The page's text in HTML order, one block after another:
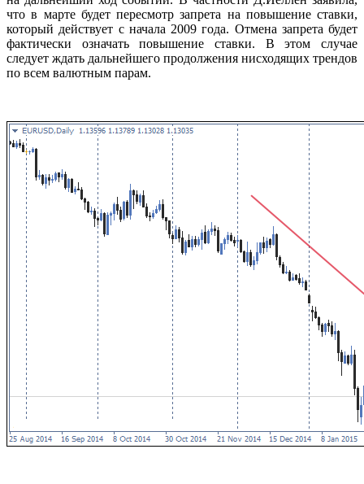
что в марте будет пересмотр запрета на повышение ставки,
который действует с начала 2009 года. Отмена запрета будет
фактически означать повышение ставки. В этом случае
следует ждать дальнейшего продолжения нисходящих трендов
по всем валютным парам.